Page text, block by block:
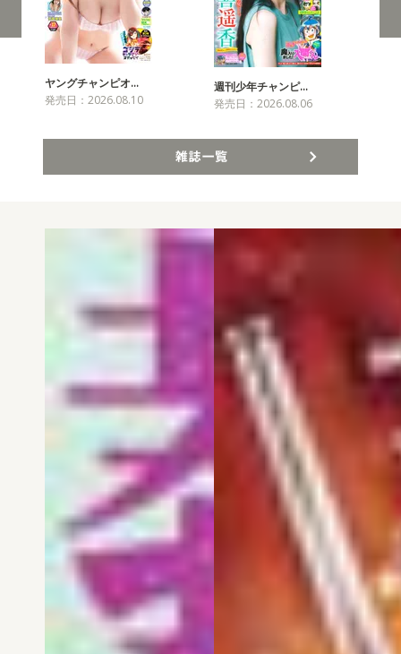
ヤングチャンピオ…
発売日：2026.08.10
週刊少年チャンピ…
発売日：2026.08.06